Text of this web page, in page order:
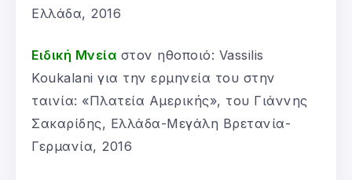
Ελλάδα, 2016
Ειδική Μνεία στον ηθοποιό: Vassilis
Koukalani για την ερμηνεία του στην
ταινία: «Πλατεία Αμερικής», του Γιάννης
Σακαρίδης, Ελλάδα-Μεγάλη Βρετανία-
Γερμανία, 2016